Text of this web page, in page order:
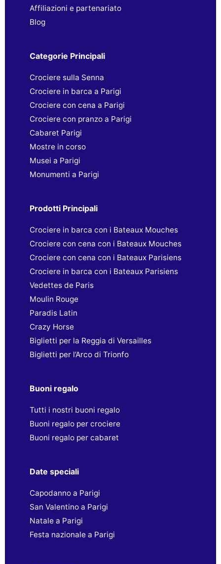
Affiliazioni e partenariato
Blog
Categorie Principali
Crociere sulla Senna
Crociere in barca a Parigi
Crociere con cena a Parigi
Crociere con pranzo a Parigi
Cabaret Parigi
Mostre in corso
Musei a Parigi
Monumenti a Parigi
Prodotti Principali
Crociere in barca con i Bateaux Mouches
Crociere con cena con i Bateaux Mouches
Crociere con cena con i Bateaux Parisiens
Crociere in barca con i Bateaux Parisiens
Vedettes de Paris
Moulin Rouge
Paradis Latin
Crazy Horse
Biglietti per la Reggia di Versailles
Biglietti per l’Arco di Trionfo
Buoni regalo
Tutti i nostri buoni regalo
Buoni regalo per crociere
Buoni regalo per cabaret
Date speciali
Capodanno a Parigi
San Valentino a Parigi
Natale a Parigi
Festa nazionale a Parigi